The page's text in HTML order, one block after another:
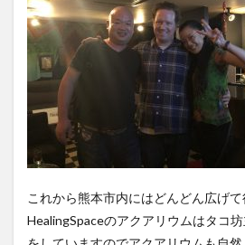
これから熊本市内にはどんどん広げて
HealingSpaceのアクアリウムはタコ